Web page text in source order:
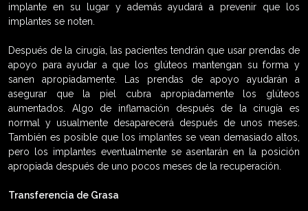
implante en su lugar y además ayudará a prevenir que los
implantes se noten.
Después de la cirugía, las pacientes tendrán que usar prendas de
apoyo para ayudar a que los glúteos mantengan su forma y
sanen apropiadamente. Las prendas de apoyo ayudarán a
asegurar que la piel cubra apropiadamente los glúteos
aumentados. Algo de inflamación después de la cirugía es
normal y usualmente desaparecerá después de unos meses.
También es posible que los implantes se vean demasiado altos,
pero los implantes eventualmente se asentarán en la posición
apropiada después de uno pocos meses de la recuperación.
Transferencia de Grasa